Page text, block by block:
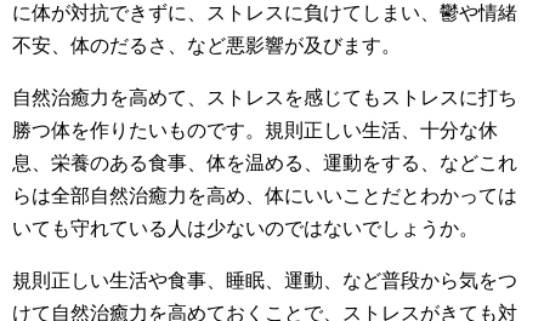
に体が対抗できずに、ストレスに負けてしまい、鬱や情緒
不安、体のだるさ、など悪影響が及びます。
自然治癒力を高めて、ストレスを感じてもストレスに打ち
勝つ体を作りたいものです。規則正しい生活、十分な休
息、栄養のある食事、体を温める、運動をする、などこれ
らは全部自然治癒力を高め、体にいいことだとわかっては
いても守れている人は少ないのではないでしょうか。
規則正しい生活や食事、睡眠、運動、など普段から気をつ
けて自然治癒力を高めておくことで、ストレスがきても対